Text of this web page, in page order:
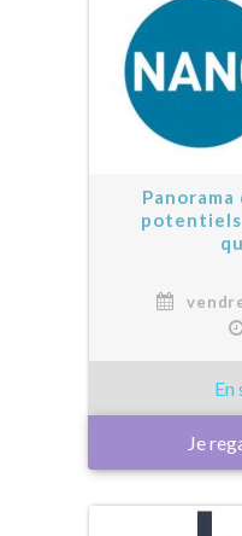
Panorama
potentiels
Je